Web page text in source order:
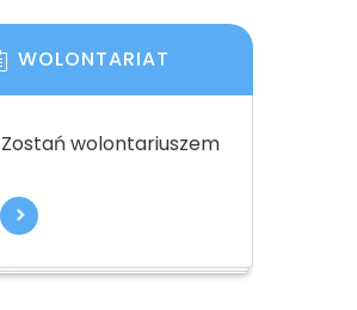
WOLONTARIAT
Zostań wolontariuszem